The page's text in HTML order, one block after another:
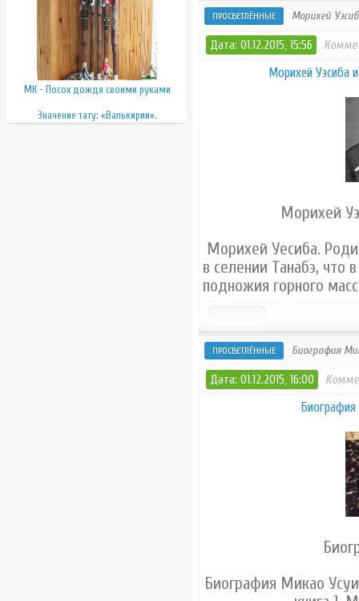
МК - Посох дождя своими руками
Значение тату: «Валькирии».
ПРОСВЕТЛЁННЫЕ Морихей
Дата: 01.12.2015, 15:56
Морихей Уэсиба
Морихей
Морихей Уесиба.
в селении Танабэ, что
подножия горного
ПРОСВЕТЛЁННЫЕ Биография
Дата: 01.12.2015, 16:00
Биография Микао